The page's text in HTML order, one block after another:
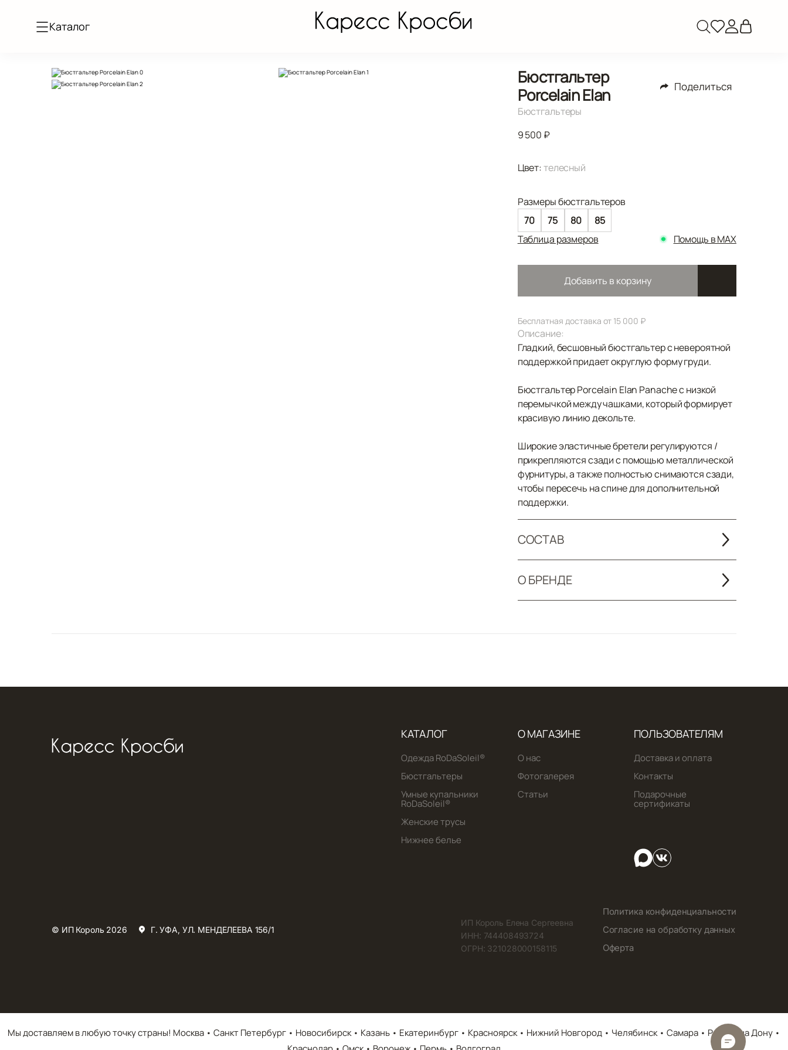
Каталог
Бюстгальтер
Porcelain Elan
Поделиться
Бюстгальтеры
9 500 ₽
Цвет:телесный
Размеры бюстгальтеров
70
75 80
85
Таблица размеров
Помощь в MAX
Добавить в корзину
Бесплатная доставка от 15 000 ₽
Описание:
Гладкий, бесшовный бюстгальтер с невероятной
поддержкой придает округлую форму груди.
Бюстгальтер Porcelain Elan Panache с низкой
перемычкой между чашками, который формирует
красивую линию декольте.
Широкие эластичные бретели регулируются /
прикрепляются сзади с помощью металлической
фурнитуры, а также полностью снимаются сзади,
чтобы пересечь на спине для дополнительной
поддержки.
СОСТАВ
О БРЕНДЕ
КАТАЛОГ
Одежда RoDaSoleil®️
Бюстгальтеры
Умные купальники
RoDaSoleil®️
Женские трусы
Нижнее белье
О МАГАЗИНЕ
О нас
Фотогалерея
Статьи
ПОЛЬЗОВАТЕЛЯМ
Доставка и оплата
Контакты
Подарочные
сертификаты
© ИП Король 2026 Г. УФА, УЛ. МЕНДЕЛЕЕВА 156/1
ИП Король Елена Сергеевна
ИНН: 744408493724
ОГРН: 321028000158115
Политика конфиденциальности
Согласие на обработку данных
Оферта
Мы доставляем в любую точку страны! Москва • Санкт Петербург • Новосибирск • Казань • Екатеринбург • Красноярск • Нижний Новгород • Челябинск • Самара • Ростов на Дону •